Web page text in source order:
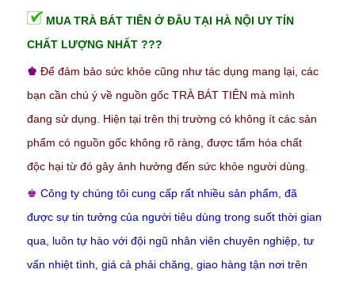
MUA TRÀ BÁT TIÊN Ở ĐÂU TẠI HÀ NỘI UY TÍN
CHẤT LƯỢNG NHẤT ???
♚ Để đảm bảo sức khỏe cũng như tác dụng mang lại, các
bạn cần chú ý về nguồn gốc TRÀ BÁT TIÊN mà mình
đang sử dụng. Hiện tại trên thị trường có không ít các sản
phẩm có nguồn gốc không rõ ràng, được tẩm hóa chất
độc hại từ đó gây ảnh hưởng đến sức khỏe người dùng.
♚ Công ty chúng tôi cung cấp rất nhiều sản phẩm, đã
được sự tin tưởng của người tiêu dùng trong suốt thời gian
qua, luôn tự hào với đội ngũ nhân viên chuyên nghiệp, tư
vấn nhiệt tình, giá cả phải chăng, giao hàng tận nơi trên